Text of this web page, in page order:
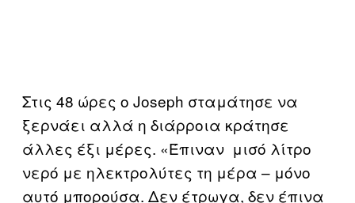
Στις 48 ώρες ο Joseph σταμάτησε να
ξερνάει αλλά η διάρροια κράτησε
άλλες έξι μέρες. «Έπιναν μισό λίτρο
νερό με ηλεκτρολύτες τη μέρα – μόνο
αυτό μπορούσα. Δεν έτρωγα, δεν έπινα